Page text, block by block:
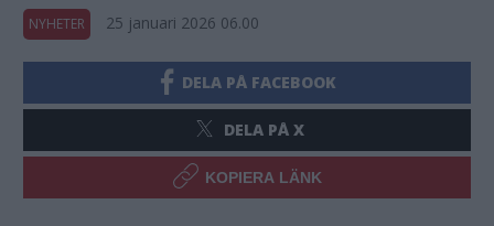
NYHETER 25 januari 2026 06.00
DELA PÅ FACEBOOK
DELA PÅ X
KOPIERA LÄNK